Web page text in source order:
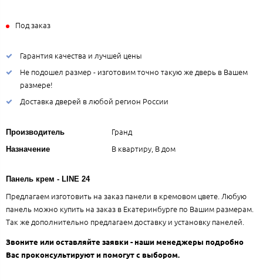
Под заказ
Гарантия качества и лучшей цены
Не подошел размер - изготовим точно такую же дверь в Вашем
размере!
Доставка дверей в любой регион России
Производитель Гранд
Назначение В квартиру, В дом
Панель крем - LINE 24
Предлагаем изготовить на заказ панели в кремовом цвете. Любую
панель можно купить на заказ в Екатеринбурге по Вашим размерам.
Так же дополнительно предлагаем доставку и установку панелей.
Звоните или оставляйте заявки - наши менеджеры подробно
Вас проконсультируют и помогут с выбором.